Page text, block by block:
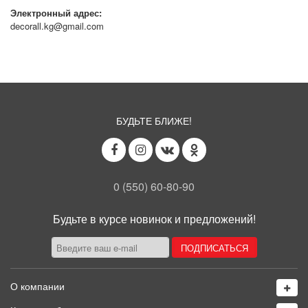
Электронный адрес:
decorall.kg@gmail.com
БУДЬТЕ БЛИЖЕ!
0 (550) 60-80-90
Будьте в курсе новинок и предложений!
О компании